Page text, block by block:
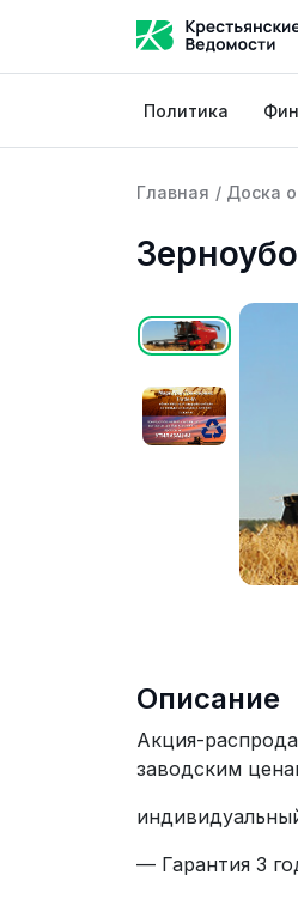
Политика
Главная / Доска
Описание
Акция-
заводским
— Гарантия 3